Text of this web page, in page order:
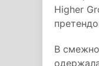
Higher
В